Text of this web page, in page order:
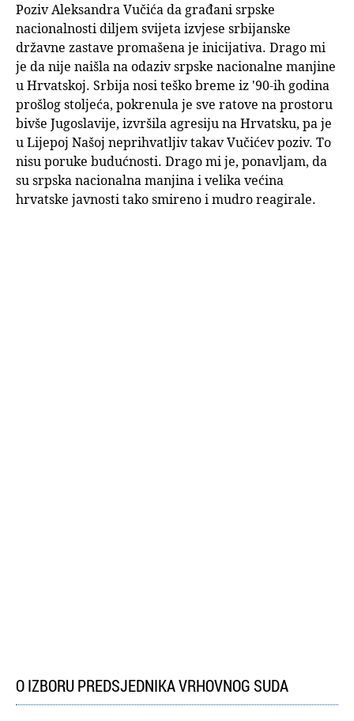
Poziv Aleksandra Vučića da građani srpske
nacionalnosti diljem svijeta izvjese srbijanske
državne zastave promašena je inicijativa. Drago mi
je da nije naišla na odaziv srpske nacionalne manjine
u Hrvatskoj. Srbija nosi teško breme iz '90-ih godina
prošlog stoljeća, pokrenula je sve ratove na prostoru
bivše Jugoslavije, izvršila agresiju na Hrvatsku, pa je
u Lijepoj Našoj neprihvatljiv takav Vučićev poziv. To
nisu poruke budućnosti. Drago mi je, ponavljam, da
su srpska nacionalna manjina i velika većina
hrvatske javnosti tako smireno i mudro reagirale.
O IZBORU PREDSJEDNIKA VRHOVNOG SUDA